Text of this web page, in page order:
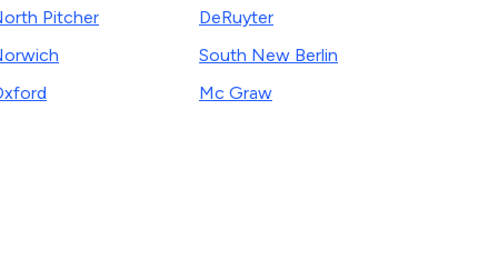
Pitcher
DeRuyter
South New Berlin
Mc Graw